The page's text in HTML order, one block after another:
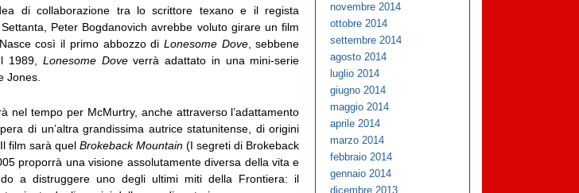
di collaborazione tra lo scrittore texano e il regista
Peter Bogdanovich avrebbe voluto girare un film
Nasce così il primo abbozzo diLonesome Dove, sebbene
1989, Lonesome Doveverrà adattato in una mini-serie
Jones.
nel tempo per McMurtry, anche attraverso l’adattamento
di un’altra grandissima autrice statunitense, di origini
film sarà quelBrokeback Mountain (I segreti di Brokeback
proporrà una visione assolutamente diversa della vita e
a distruggere uno degli ultimi miti della Frontiera: il
novembre 2014
ottobre 2014
settembre 2014
agosto 2014
luglio 2014
giugno 2014
maggio 2014
aprile 2014
marzo 2014
febbraio 2014
gennaio 2014
dicembre 2013